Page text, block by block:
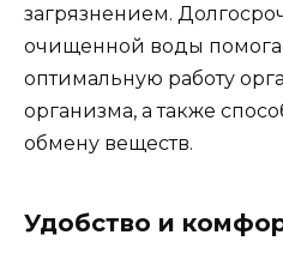
загрязнением.
очищенной воды
оптимальную работу
организма, а также
обмену веществ.
Удобство и